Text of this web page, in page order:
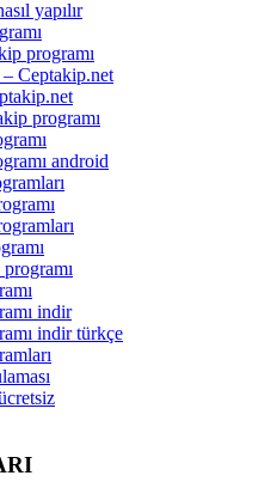
yapılır
programı
– Ceptakip.net
programı
android
indir
indir türkçe